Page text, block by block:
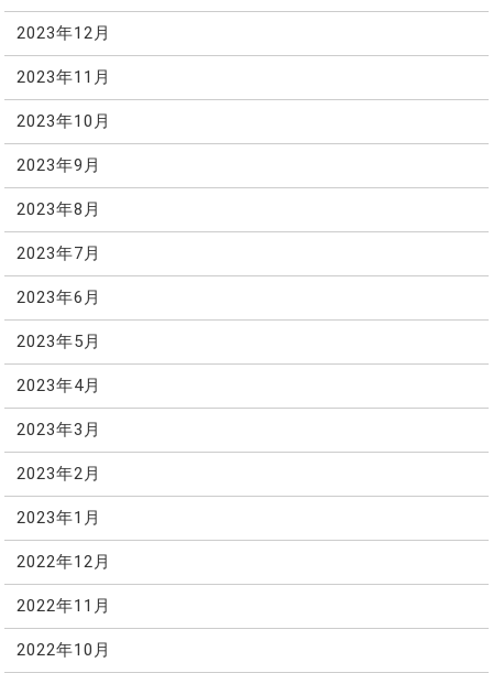
2023年12月
2023年11月
2023年10月
2023年9月
2023年8月
2023年7月
2023年6月
2023年5月
2023年4月
2023年3月
2023年2月
2023年1月
2022年12月
2022年11月
2022年10月